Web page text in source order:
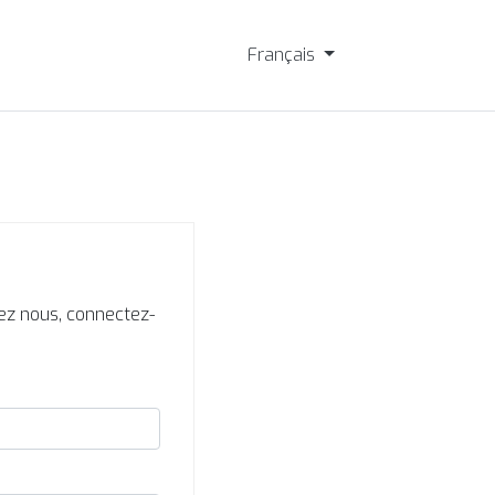
Français
nous, connectez-